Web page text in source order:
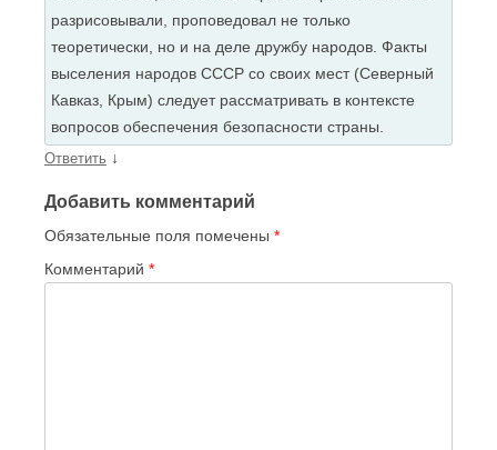
разрисовывали, проповедовал не только
теоретически, но и на деле дружбу народов. Факты
выселения народов СССР со своих мест (Северный
Кавказ, Крым) следует рассматривать в контексте
вопросов обеспечения безопасности страны.
Ответить ↓
Добавить комментарий
Обязательные поля помечены *
Комментарий *